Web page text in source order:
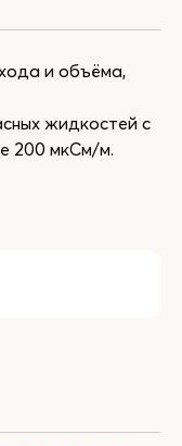
и объёма,
жидкостей с
200 мкСм/м.